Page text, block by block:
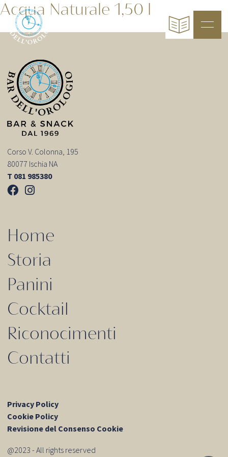
Acqua Naturale 1,50 l
Corso V. Colonna, 195
80077 Ischia NA
T 081 985380
Home
Storia
Panini
Cocktail
Riconocimenti
Contatti
Privacy Policy
Cookie Policy
Revisione del Consenso Cookie
@2023 - All rights reserved